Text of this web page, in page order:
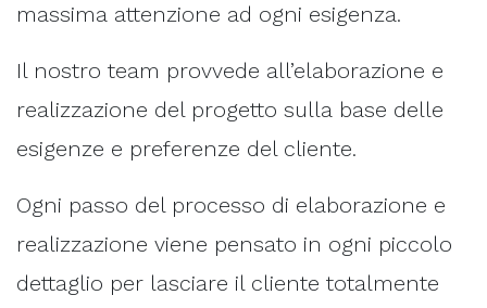
massima attenzione ad ogni esigenza.
Il nostro team provvede all’elaborazione e
realizzazione del progetto sulla base delle
esigenze e preferenze del cliente.
Ogni passo del processo di elaborazione e
realizzazione viene pensato in ogni piccolo
dettaglio per lasciare il cliente totalmente